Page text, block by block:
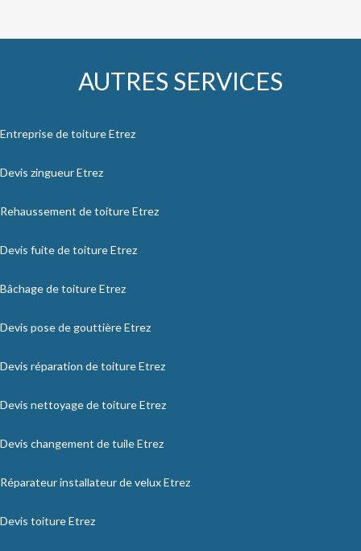
AUTRES SERVICES
Entreprise de toiture Etrez
Devis zingueur Etrez
Rehaussement de toiture Etrez
Devis fuite de toiture Etrez
Bâchage de toiture Etrez
Devis pose de gouttière Etrez
Devis réparation de toiture Etrez
Devis nettoyage de toiture Etrez
Devis changement de tuile Etrez
Réparateur installateur de velux Etrez
Devis toiture Etrez